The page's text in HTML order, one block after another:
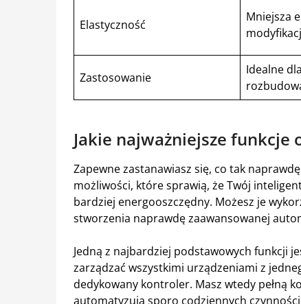
Elastyczność
Mniejsza
Zastosowanie
Idealne
Jakie najważniejsze
Zapewne zastanawiasz się, co tak
możliwości, które sprawią, że Twój
bardziej energooszczędny. Możesz je
stworzenia naprawdę zaawansowanej
Jedną z najbardziej podstawowych funkcji
zarządzać wszystkimi urządzeniami z
dedykowany kontroler. Masz wtedy pełną
automatyzują sporo codziennych